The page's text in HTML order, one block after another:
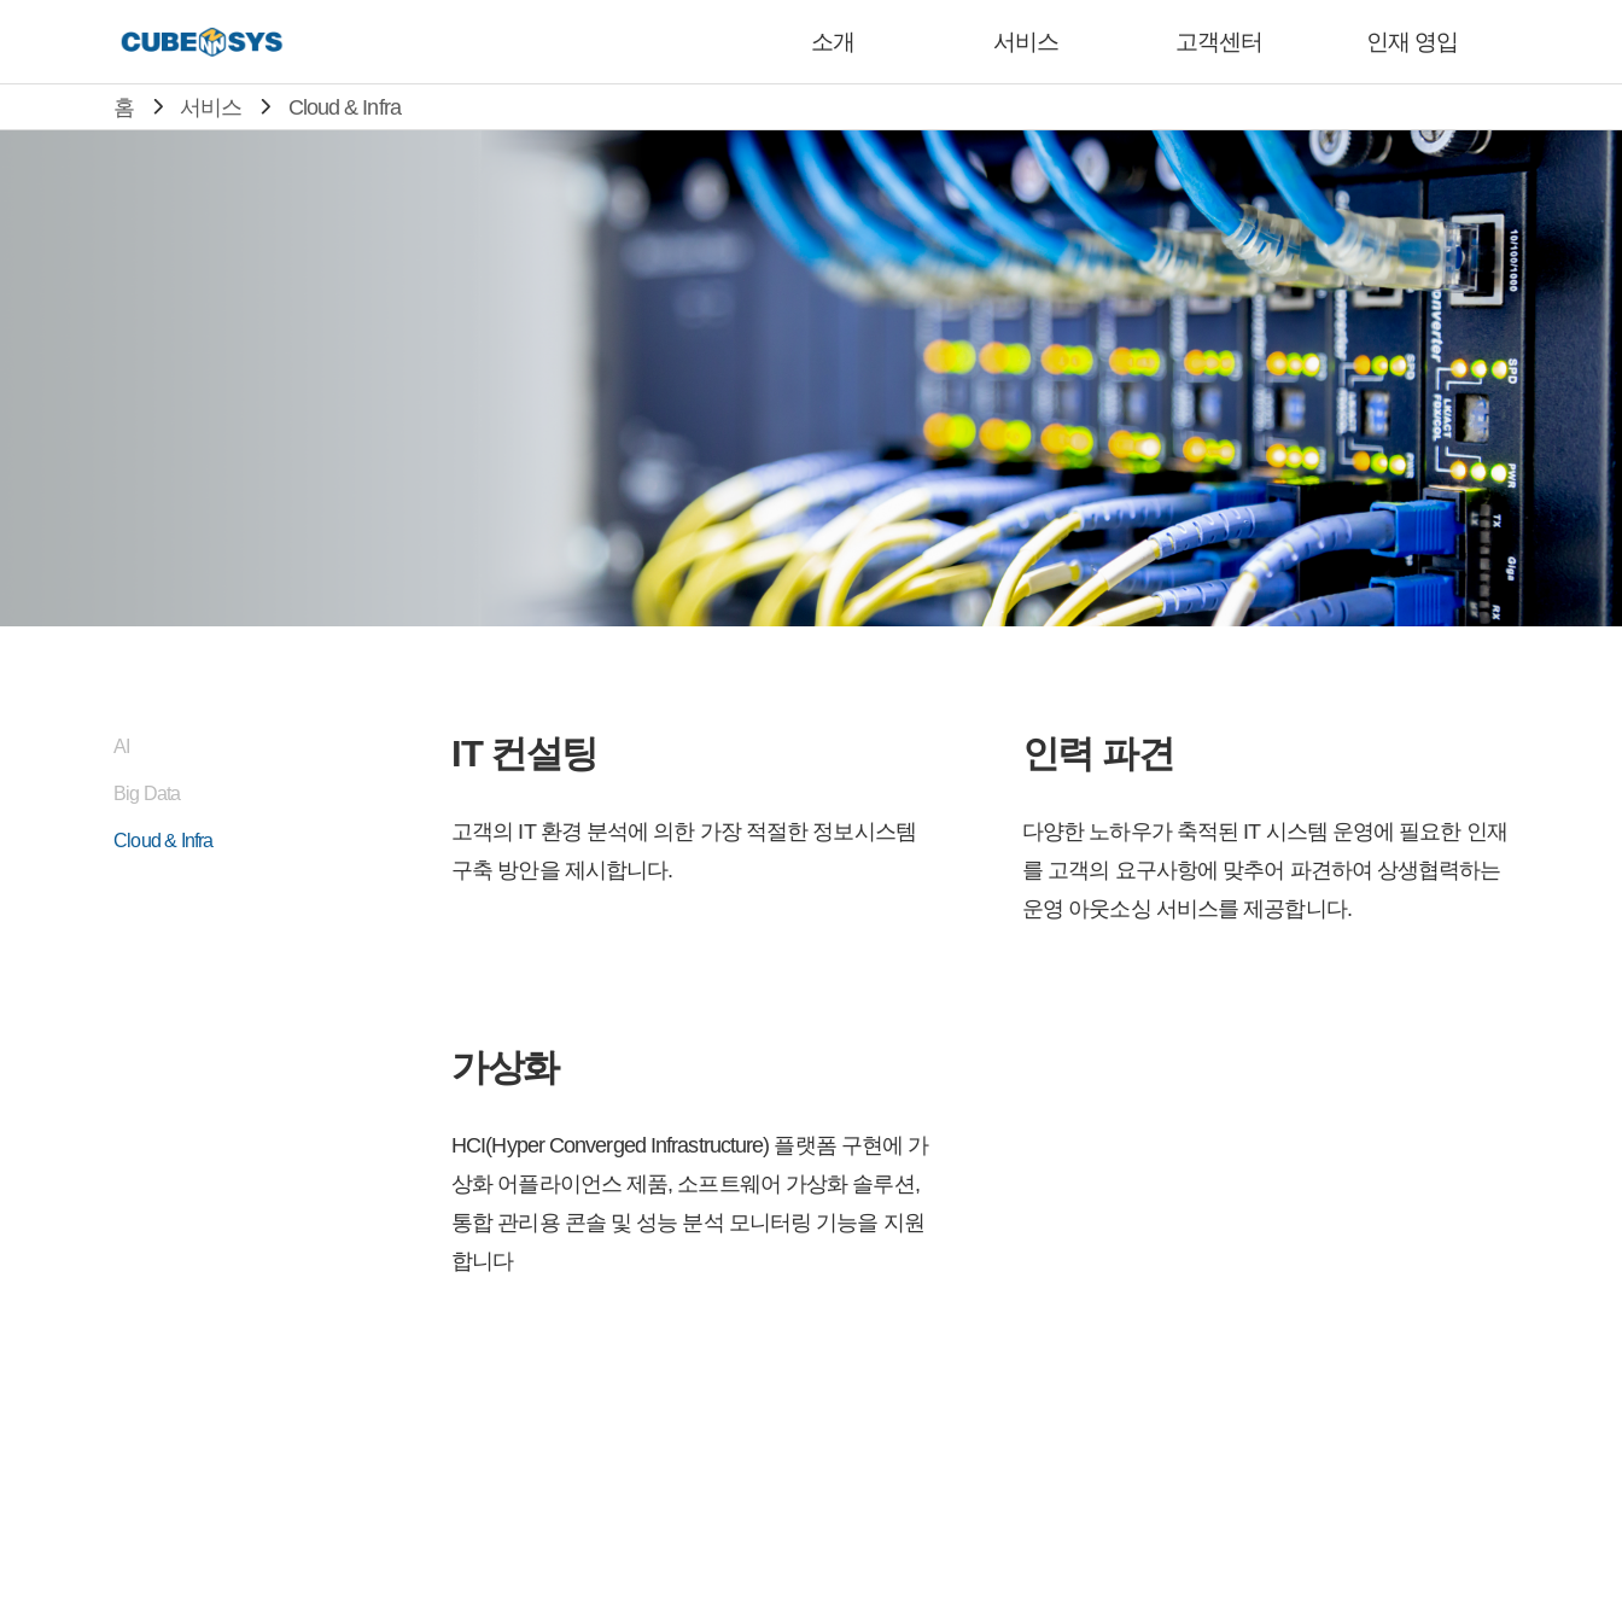
소개 서비스 고객센터 인재 영입
홈 서비스 Cloud & Infra
AI
Big Data
Cloud & Infra
IT 컨설팅
고객의 IT 환경 분석에 의한 가장 적절한 정보시스템
구축 방안을 제시합니다.
인력 파견
다양한 노하우가 축적된 IT 시스템 운영에 필요한 인재
를 고객의 요구사항에 맞추어 파견하여 상생협력하는
운영 아웃소싱 서비스를 제공합니다.
가상화
HCI(Hyper Converged Infrastructure) 플랫폼 구현에 가
상화 어플라이언스 제품, 소프트웨어 가상화 솔루션,
통합 관리용 콘솔 및 성능 분석 모니터링 기능을 지원
합니다